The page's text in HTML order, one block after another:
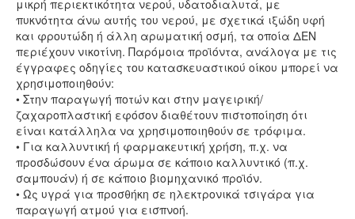
μικρή περιεκτικότητα νερού, υδατοδιαλυτά, με
πυκνότητα άνω αυτής του νερού, με σχετικά ιξώδη υφή
και φρουτώδη ή άλλη αρωματική οσμή, τα οποία ΔΕΝ
περιέχουν νικοτίνη. Παρόμοια προϊόντα, ανάλογα με τις
έγγραφες οδηγίες του κατασκευαστικού οίκου μπορεί να
χρησιμοποιηθούν:
• Στην παραγωγή ποτών και στην μαγειρική/
ζαχαροπλαστική εφόσον διαθέτουν πιστοποίηση ότι
είναι κατάλληλα να χρησιμοποιηθούν σε τρόφιμα.
• Για καλλυντική ή φαρμακευτική χρήση, π.χ. να
προσδώσουν ένα άρωμα σε κάποιο καλλυντικό (π.χ.
σαμπουάν) ή σε κάποιο βιομηχανικό προϊόν.
• Ως υγρά για προσθήκη σε ηλεκτρονικά τσιγάρα για
παραγωγή ατμού για εισπνοή.